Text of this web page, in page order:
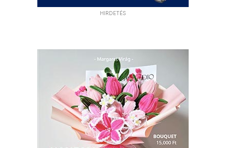
HIRDETÉS